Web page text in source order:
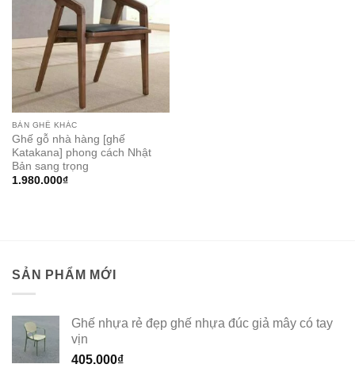
BÀN GHẾ KHÁC
Ghế gỗ nhà hàng [ghế
Katakana] phong cách Nhật
Bản sang trọng
1.980.000₫
SẢN PHẨM MỚI
Ghế nhựa rẻ đẹp ghế nhựa đúc giả mây có tay
vịn
405.000₫